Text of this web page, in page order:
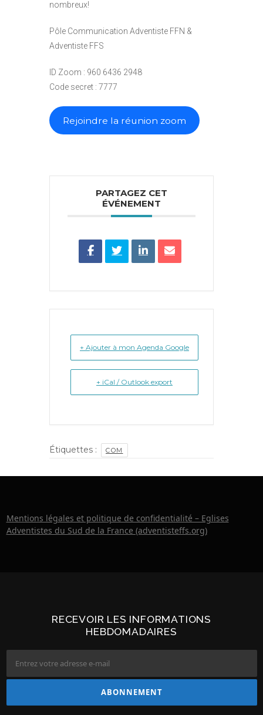
nombreux!
Pôle Communication Adventiste FFN &
Adventiste FFS
ID Zoom : 960 6436 2948
Code secret : 7777
Rejoindre la réunion zoom
PARTAGEZ CET
ÉVÉNEMENT
+ Ajouter à mon Agenda Google
+ iCal / Outlook export
Étiquettes : COM
Mentions légales et politique de confidentialité – Eglises
Adventistes du Sud de la France (adventisteffs.org)
RECEVOIR LES INFORMATIONS
HEBDOMADAIRES